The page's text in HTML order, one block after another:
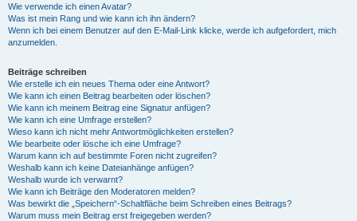
Wie verwende ich einen Avatar?
Was ist mein Rang und wie kann ich ihn ändern?
Wenn ich bei einem Benutzer auf den E-Mail-Link klicke, werde ich aufgefordert, mich
anzumelden.
Beiträge schreiben
Wie erstelle ich ein neues Thema oder eine Antwort?
Wie kann ich einen Beitrag bearbeiten oder löschen?
Wie kann ich meinem Beitrag eine Signatur anfügen?
Wie kann ich eine Umfrage erstellen?
Wieso kann ich nicht mehr Antwortmöglichkeiten erstellen?
Wie bearbeite oder lösche ich eine Umfrage?
Warum kann ich auf bestimmte Foren nicht zugreifen?
Weshalb kann ich keine Dateianhänge anfügen?
Weshalb wurde ich verwarnt?
Wie kann ich Beiträge den Moderatoren melden?
Was bewirkt die „Speichern“-Schaltfläche beim Schreiben eines Beitrags?
Warum muss mein Beitrag erst freigegeben werden?